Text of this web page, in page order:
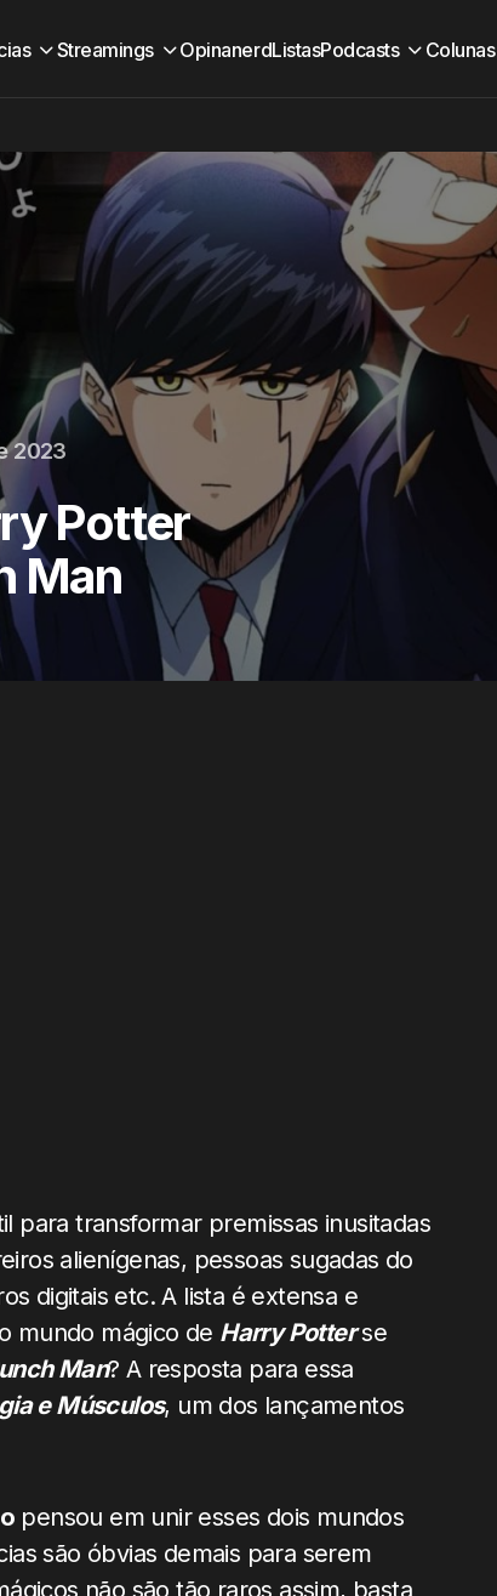
Streamings OpinanerdListasPodcasts Colunas
2023
Potter
Man
para transformar premissas inusitadas
alienígenas, pessoas sugadas do
digitais etc. A lista é extensa e
mundo mágico de Harry Potterse
Man? A resposta para essa
e Músculos, um dos lançamentos
pensou em unir esses dois mundos
são óbvias demais para serem
não são tão raros assim, basta